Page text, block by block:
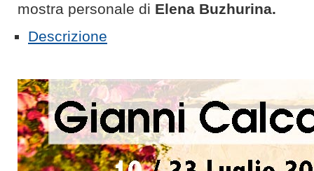
mostra personale di Elena Buzhurina.
Descrizione